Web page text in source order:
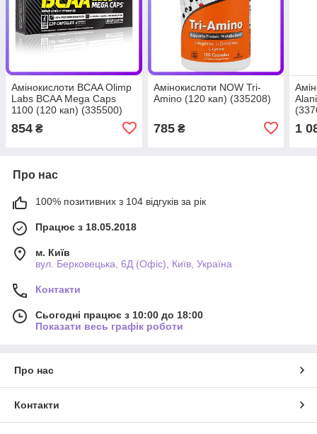
Амінокислоти BCAA Olimp
Labs BCAA Mega Caps
1100 (120 кап) (335500)
854 ₴
Амінокислоти NOW Tri-
Amino (120 кап) (335208)
785₴ 1
Про нас
100% позитивних з 104 відгуків за рік
Працює з 18.05.2018
м. Київ
вул. Берковецька, 6Д (Офіс), Київ, Україна
Контакти
Сьогодні працює з 10:00 до 18:00
Показати весь графік роботи
Про нас
Контакти